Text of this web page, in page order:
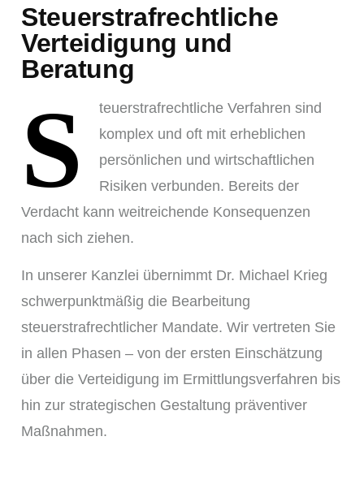
Steuerstrafrechtliche
Verteidigung und
Beratung
S
teuerstrafrechtliche Verfahren sind
komplex und oft mit erheblichen
persönlichen und wirtschaftlichen
Risiken verbunden. Bereits der
Verdacht kann weitreichende Konsequenzen
nach sich ziehen.
In unserer Kanzlei übernimmt Dr. Michael Krieg
schwerpunktmäßig die Bearbeitung
steuerstrafrechtlicher Mandate. Wir vertreten Sie
in allen Phasen – von der ersten Einschätzung
über die Verteidigung im Ermittlungsverfahren bis
hin zur strategischen Gestaltung präventiver
Maßnahmen.